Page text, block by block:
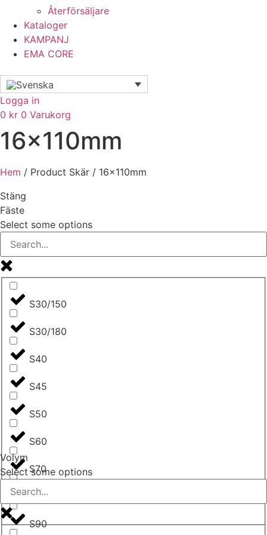
Återförsäljare
Kataloger
KAMPANJ
EMA CORE
Logga in
0 kr 0 Varukorg
16x110mm
Hem / Product Skär / 16x110mm
Stäng
Fäste
Select some options
S30/150
S30/180
S40
S45
S50
S60
S70
S80
S90
Volym
Select some options